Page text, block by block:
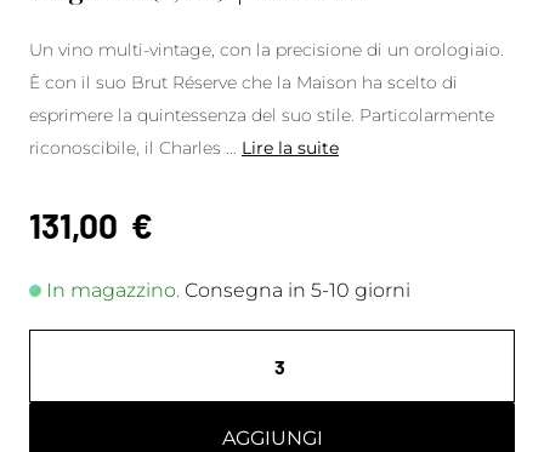
Un vino multi-vintage, con la precisione di un orologiaio.
È con il suo Brut Réserve che la Maison ha scelto di
esprimere la quintessenza del suo stile. Particolarmente
riconoscibile, il Charles
Lire la suite
131,00 €
In magazzino. Consegna in 5-10 giorni
AGGIUNGI